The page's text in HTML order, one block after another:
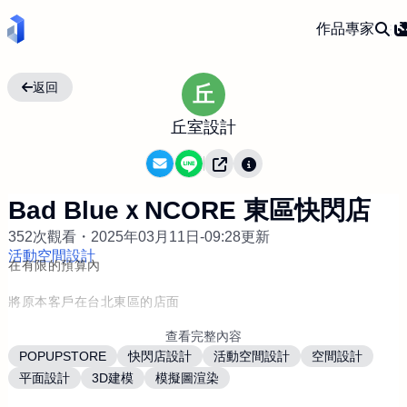
作品專家
返回 丘
丘室設計
Bad BlueｘNCORE 東區快閃店
352次觀看・ 2025年03月11日-09:28更新
活動空間設計
POPUPSTORE 快閃店設計 活動空間設計
空間設計
平面設計
3D建模 模擬圖渲染
在有限的預算內
將原本客戶在台北東區的店面
改造成新進品牌的快閃宣傳店
查看完整內容